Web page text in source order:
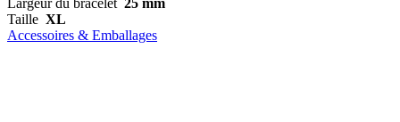
Largeur du bracelet 25 mm
Taille XL
Accessoires & Emballages